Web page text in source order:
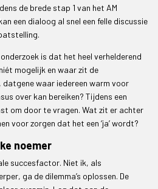
de brede stap 1 van het AM
een dialoog al snel een felle discussie
is dat het heel verhelderend
mogelijk en waar zit de
datgene waar iedereen warm voor
over kan bereiken? Tijdens een
om door te vragen. Wat zit er achter
voor zorgen dat het een ‘ja’ wordt?
noemer
succesfactor. Niet ik, als
ga de dilemma’s oplossen. De